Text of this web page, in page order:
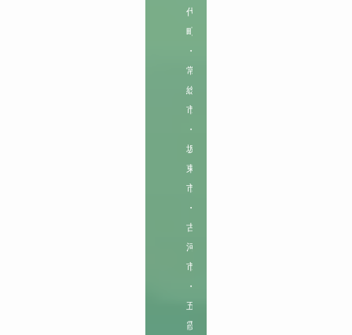
代
町
・
常
総
市
・
坂
東
市
・
古
河
市
・
五
霞